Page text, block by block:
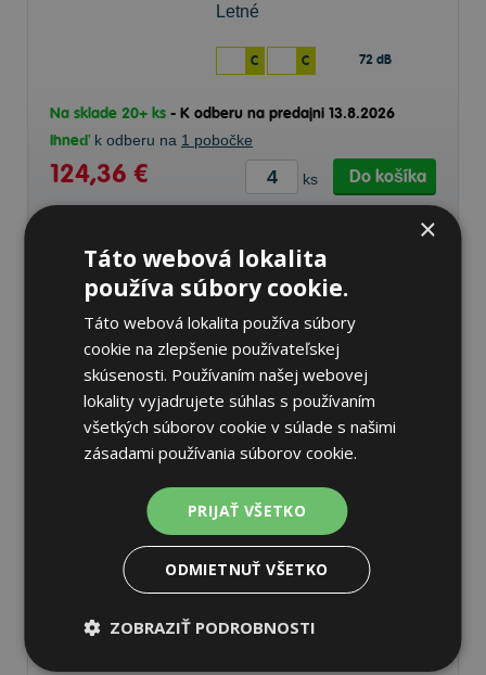
Letné
C C 72 dB
Na sklade 20+ ks - K odberu na predajni 13.8.2026
Ihneď k odberu na 1 pobočke
124,36 € ks Do košíka
Barum VANIS 3
225/75 R16C 121/120 R
Letné
C C 72 dB
k odberu na 2 pobočkách
133,21 € ks Do košíka
×
Táto webová lokalita
používa súbory cookie.
Táto webová lokalita používa súbory
cookie na zlepšenie používateľskej
skúsenosti. Používaním našej webovej
lokality vyjadrujete súhlas s používaním
všetkých súborov cookie v súlade s našimi
zásadami používania súborov cookie.
PRIJAŤ VŠETKO
ODMIETNUŤ VŠETKO
ZOBRAZIŤ PODROBNOSTI